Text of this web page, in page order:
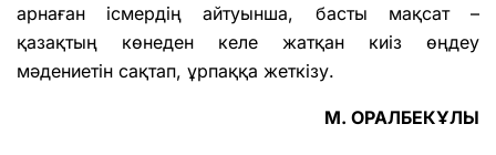
арнаған ісмердің айтуынша, басты мақсат –
қазақтың көнеден келе жатқан киіз өңдеу
мәдениетін сақтап, ұрпаққа жеткізу.
М. ОРАЛБЕКҰЛЫ